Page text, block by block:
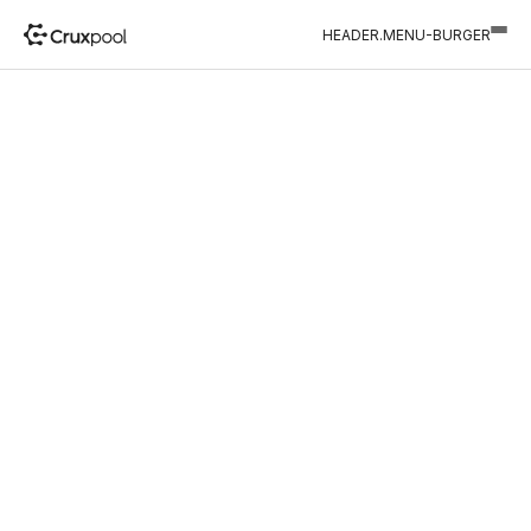
HEADER.MENU-BURGER